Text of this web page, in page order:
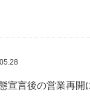
宣言後の営業再開